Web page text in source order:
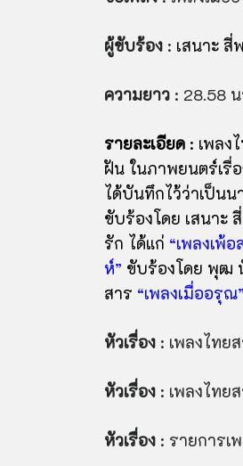
ผู้ขับร้อง : เสนาะ สี่
ความยาว : 28.58
รายละเอียด : เพลง
ฝัน ในภาพยนตร์เรื่
ได้บันทึกไว้ว่าเป็นน
ขับร้องโดย เสนาะ
รัก ได้แก่ “เพลงเพ้อ
ห์” ขับร้องโดย พุฒ
สาร “เพลงเมื่ออรุณ”
หัวเรื่อง : เพลงไทย
หัวเรื่อง : เพลงไทย
หัวเรื่อง : รายการเ